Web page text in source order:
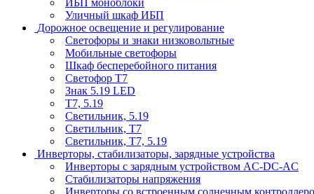
Уличный шкаф ИБП
Дорожное освещение и регулирование
Светофоры и знаки низковольтные
Мобильные светофоры
Шкаф бесперебойного питания
Светофор Т7
Знак 5.19 LED
Т7, 5.19
Светильник, 5.19
Светильник, Т7
Светильник, T7, 5.19
Инверторы, стабилизаторы, зарядные устройства
Инверторы с зарядным устройством AC-DC-AC
Стабилизаторы напряжения
Инверторы со встроенным солнечным